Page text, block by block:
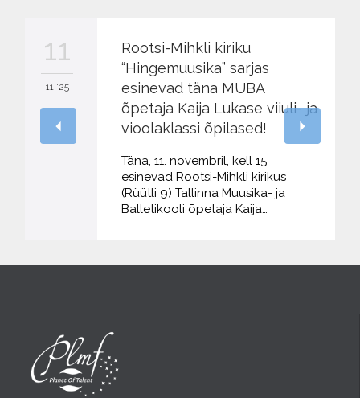
11
11 '25
Rootsi-Mihkli kiriku
“Hingemuusika” sarjas
esinevad täna MUBA
õpetaja Kaija Lukase viiuli- ja
vioolaklassi õpilased!
Täna, 11. novembril, kell 15
esinevad Rootsi-Mihkli kirikus
(Rüütli 9) Tallinna Muusika- ja
Balletikooli õpetaja Kaija…